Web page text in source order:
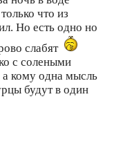
что из
Но есть одно но
слабят
с солеными
кому одна мысль
будут в один